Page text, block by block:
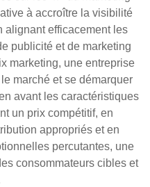
à accroître la visibilité
alignant efficacement les
publicité et de marketing
marketing, une entreprise
marché et se démarquer
avant les caractéristiques
un prix compétitif, en
appropriés et en
percutantes, une
consommateurs cibles et